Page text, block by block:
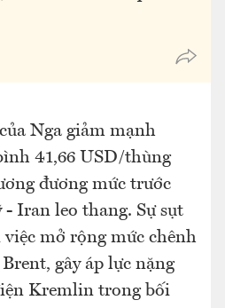
Nga giảm mạnh
41,66 USD/thùng
đương mức trước
Iran leo thang. Sự sụt
việc mở rộng mức chênh
gây áp lực nặng
Kremlin trong bối